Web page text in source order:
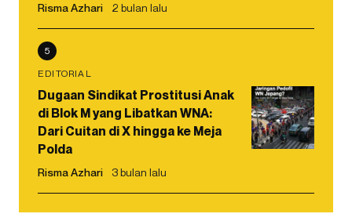
Risma Azhari 2 bulan lalu
5
EDITORIAL
Dugaan Sindikat Prostitusi Anak
di Blok M yang Libatkan WNA:
Dari Cuitan di X hingga ke Meja
Polda
Risma Azhari 3 bulan lalu